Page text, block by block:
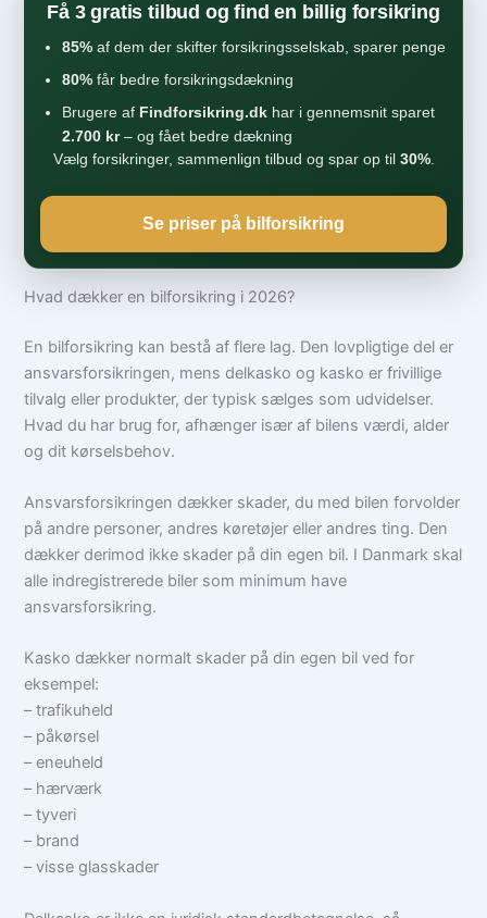
Få 3 gratis tilbud og find en billig forsikring
85% af dem der skifter forsikringsselskab, sparer penge
80% får bedre forsikringsdækning
Brugere af Findforsikring.dk har i gennemsnit sparet
2.700 kr– og fået bedre dækning
Vælg forsikringer, sammenlign tilbud og spar op til 30%.
Se priser på bilforsikring
Hvad dækker en bilforsikring i 2026?
En bilforsikring kan bestå af flere lag. Den lovpligtige del er
ansvarsforsikringen, mens delkasko og kasko er frivillige
tilvalg eller produkter, der typisk sælges som udvidelser.
Hvad du har brug for, afhænger især af bilens værdi, alder
og dit kørselsbehov.
Ansvarsforsikringen dækker skader, du med bilen forvolder
på andre personer, andres køretøjer eller andres ting. Den
dækker derimod ikke skader på din egen bil. I Danmark skal
alle indregistrerede biler som minimum have
ansvarsforsikring.
Kasko dækker normalt skader på din egen bil ved for
eksempel:
– trafikuheld
– påkørsel
– eneuheld
– hærværk
– tyveri
– brand
– visse glasskader